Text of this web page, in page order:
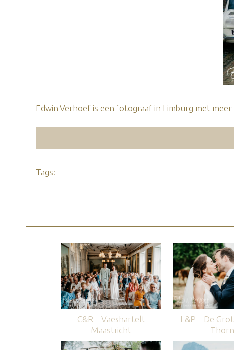
Edwin Verhoef is een fotograaf in Limburg met meer
Tags:
C&R – Vaeshartelt
Maastricht
L&P – De
Thorn